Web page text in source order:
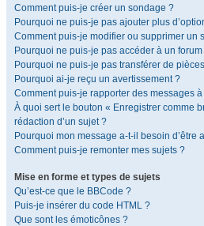
Comment puis-je créer un sondage ?
Pourquoi ne puis-je pas ajouter plus
Comment puis-je modifier ou supprimer un
Pourquoi ne puis-je pas accéder à un forum
Pourquoi ne puis-je pas transférer de
Pourquoi ai-je reçu un avertissement ?
Comment puis-je rapporter des messages
À quoi sert le bouton « Enregistrer comme
rédaction d’un sujet ?
Pourquoi mon message a-t-il besoin d’être
Comment puis-je remonter mes sujets ?
Mise en forme et types de sujets
Qu’est-ce que le BBCode ?
Puis-je insérer du code HTML ?
Que sont les émoticônes ?